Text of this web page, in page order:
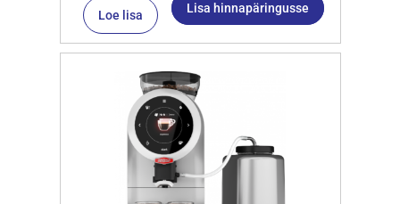
Loe lisa Lisa hinnapäringusse